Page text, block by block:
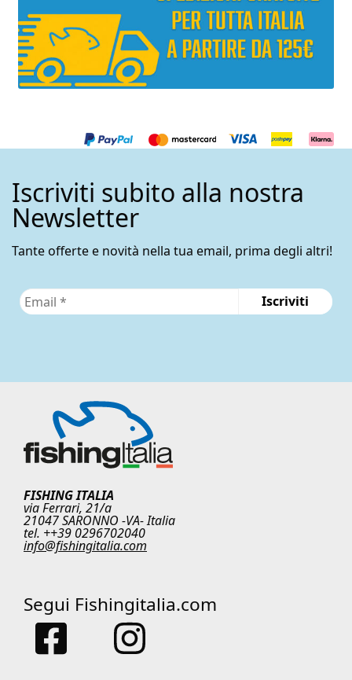
Iscriviti subito alla nostra
Newsletter
Tante offerte e novità nella tua email, prima degli altri!
FISHING ITALIA
via Ferrari, 21/a
21047 SARONNO -VA- Italia
tel. ++39 0296702040
info@fishingitalia.com
Segui Fishingitalia.com